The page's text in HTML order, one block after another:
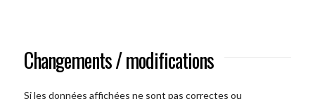
Changements / modifications
Si les données affichées ne sont pas correctes ou